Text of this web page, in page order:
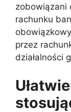
zobowiązani
rachunku
przez
działalności